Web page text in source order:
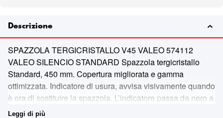
Descrizione
SPAZZOLA TERGICRISTALLO V45 VALEO 574112
VALEO SILENCIO STANDARD Spazzola tergicristallo
Standard, 450 mm. Copertura migliorata e gamma
ottimizzata. Indicatore di usura, avvisa visivamente quando
è ora di sostituire la spazzola. L’indicatore passa da nero a
giallo in 9-15 mesi. Ampia gamma con soluzioni
Leggi di più